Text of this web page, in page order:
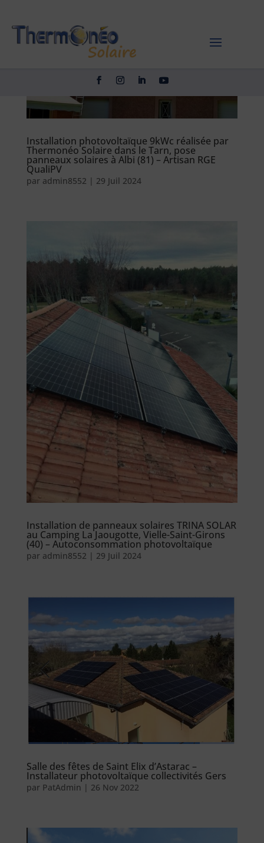
Installation photovoltaïque 9kWc réalisée par
Thermonéo Solaire dans le Tarn, pose
panneaux solaires à Albi (81) – Artisan RGE
QualiPV
par admin8552 | 29 Juil 2024
Installation de panneaux solaires TRINA SOLAR
au Camping La Jaougotte, Vielle-Saint-Girons
(40) – Autoconsommation photovoltaïque
par admin8552 | 29 Juil 2024
Salle des fêtes de Saint Elix d’Astarac –
Installateur photovoltaïque collectivités Gers
par PatAdmin | 26 Nov 2022